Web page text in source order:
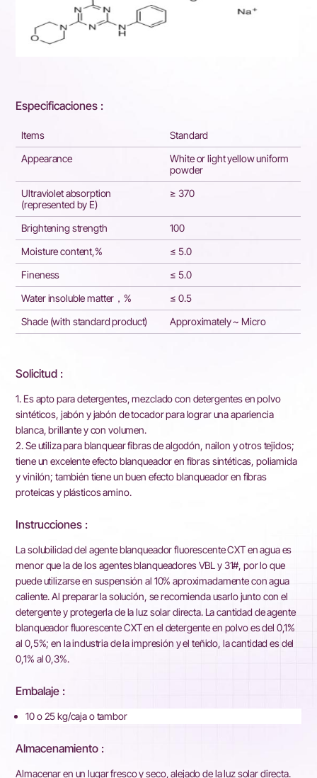
Especificaciones :
Items
Standard
Appearance
White or light yellow uniform
powder
Ultraviolet absorption
(represented by E)
≥ 370
Brightening strength
100
Moisture content,%
≤ 5.0
Fineness
≤ 5.0
Water insoluble matter，%
≤ 0.5
Shade (with standard product)
Approximately ~ Micro
Solicitud :
1. Es apto para detergentes, mezclado con detergentes en polvo
sintéticos, jabón y jabón de tocador para lograr una apariencia
blanca, brillante y con volumen.
2. Se utiliza para blanquear fibras de algodón, nailon y otros tejidos;
tiene un excelente efecto blanqueador en fibras sintéticas, poliamida
y vinilón; también tiene un buen efecto blanqueador en fibras
proteicas y plásticos amino.
Instrucciones :
La solubilidad del agente blanqueador fluorescente CXT en agua es
menor que la de los agentes blanqueadores VBL y 31#, por lo que
puede utilizarse en suspensión al 10% aproximadamente con agua
caliente. Al preparar la solución, se recomienda usarlo junto con el
detergente y protegerla de la luz solar directa. La cantidad de agente
blanqueador fluorescente CXT en el detergente en polvo es del 0,1%
al 0,5%; en la industria de la impresión y el teñido, la cantidad es del
0,1% al 0,3%.
Embalaje :
10 o 25 kg/caja o tambor
Almacenamiento :
Almacenar en un lugar fresco y seco, alejado de la luz solar directa.